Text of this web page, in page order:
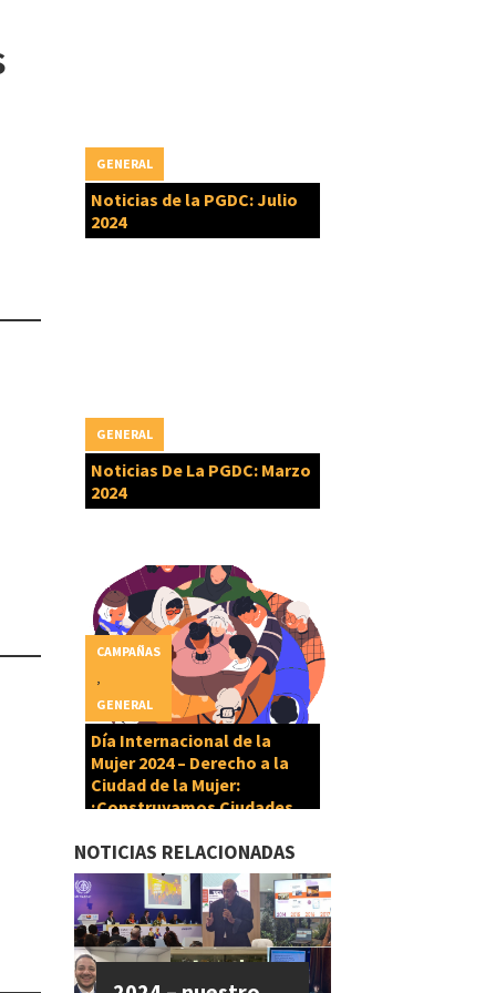
Noticias de la PGDC: Julio
2024
GENERAL
Noticias De La PGDC: Marzo
2024
GENERAL
Día Internacional de la
Mujer 2024 – Derecho a la
Ciudad de la Mujer:
¡Construyamos Ciudades
CAMPAÑAS
GENERAL
NOTICIAS RELACIONADAS